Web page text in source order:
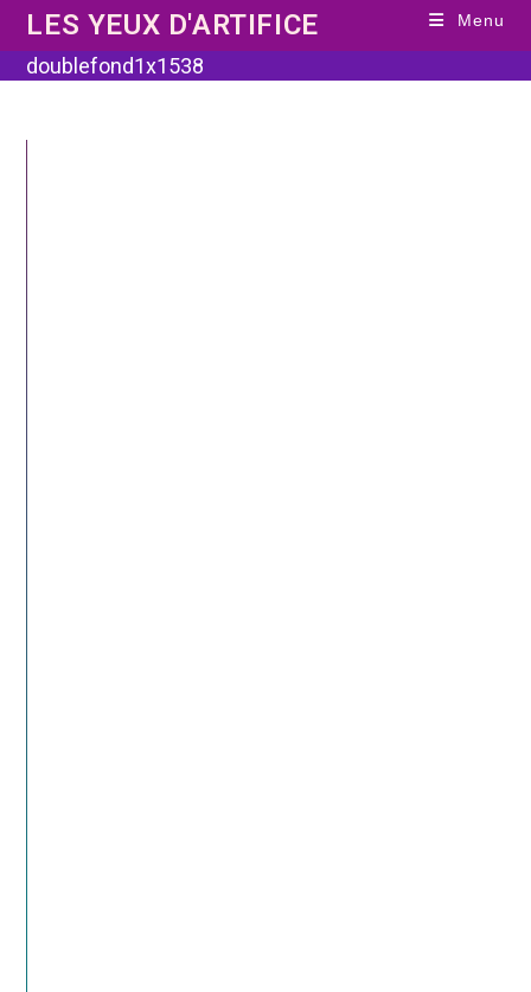
content
LES YEUX D'ARTIFICE Menu
doublefond1x1538